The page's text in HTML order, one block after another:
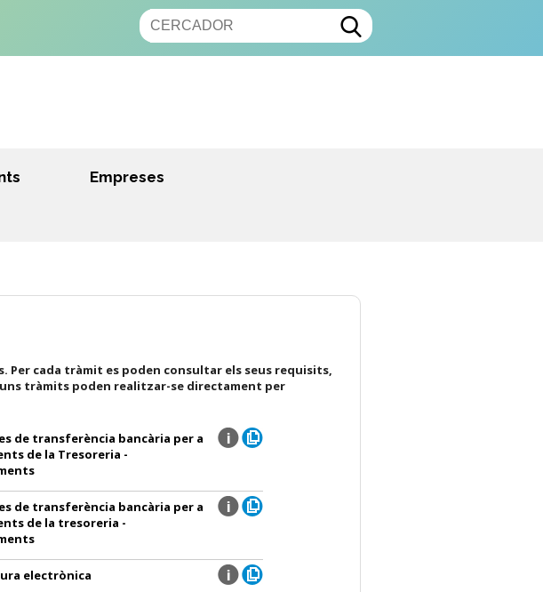
Empreses
cada tràmit es poden consultar els seus requisits,
tràmits poden realitzar-se directament per
de transferència bancària per a
de la Tresoreria -
de transferència bancària per a
de la tresoreria -
electrònica